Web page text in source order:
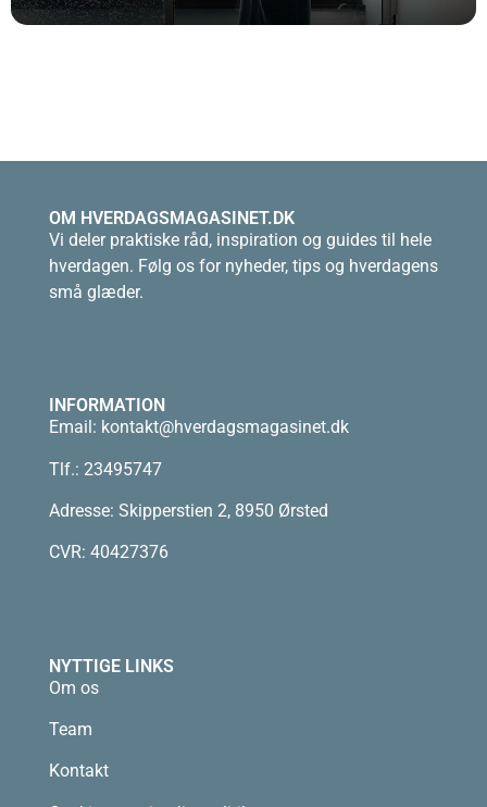
OM HVERDAGSMAGASINET.DK
Vi deler praktiske råd, inspiration og guides til hele
hverdagen. Følg os for nyheder, tips og hverdagens
små glæder.
INFORMATION
Email: kontakt@hverdagsmagasinet.dk
Tlf.: 23495747
Adresse: Skipperstien 2, 8950 Ørsted
CVR: 40427376
NYTTIGE LINKS
Om os
Team
Kontakt